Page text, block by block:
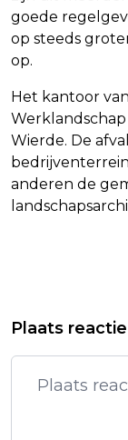
goede
op steeds
op.
Het kantoor
Wierde. De
anderen de
NIEUW
AOB:
DAN
LATER
Plaats reactie